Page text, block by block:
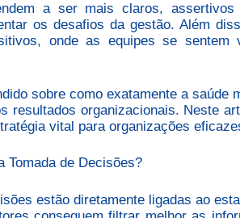
a ser mais claros, assertivos
os desafios da gestão. Além
onde as equipes se sentem
sobre como exatamente a saúde
resultados organizacionais. Neste
vital para organizações
Tomada de Decisões?
estão diretamente ligadas ao